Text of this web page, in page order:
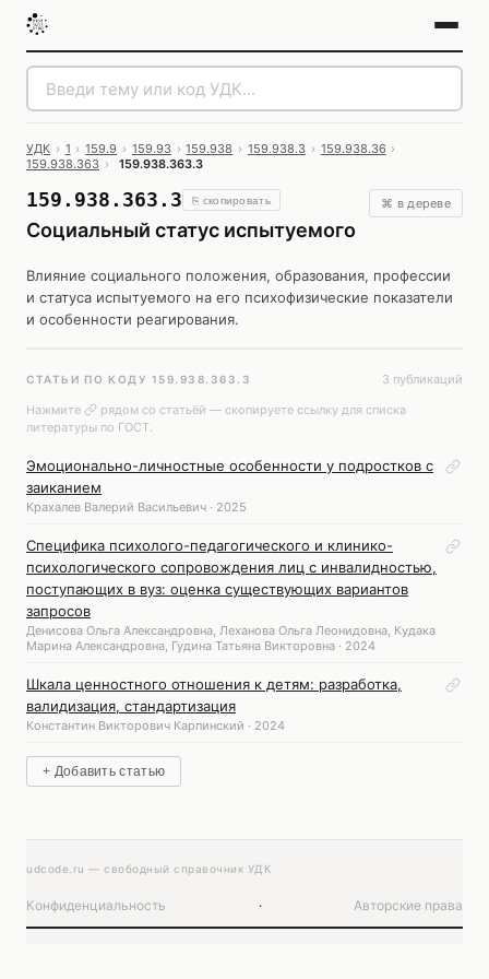
УДК › 1 › 159.9 › 159.93 › 159.938 › 159.938.3 › 159.938.36 ›
159.938.363 › 159.938.363.3
159.938.363.3 ⎘ скопировать
Социальный статус испытуемого
⌘ в дереве
Влияние социального положения, образования, профессии
и статуса испытуемого на его психофизические показатели
и особенности реагирования.
СТАТЬИ ПО КОДУ 159.938.363.3
3 публикаций
Нажмите
рядом со статьёй — скопируете ссылку для списка
литературы по ГОСТ.
Эмоционально-личностные особенности у подростков с
заиканием
Крахалев Валерий Васильевич · 2025
Специфика психолого-педагогического и клинико-
психологического сопровождения лиц с инвалидностью,
поступающих в вуз: оценка существующих вариантов
запросов
Денисова Ольга Александровна, Леханова Ольга Леонидовна, Кудака
Марина Александровна, Гудина Татьяна Викторовна · 2024
Шкала ценностного отношения к детям: разработка,
валидизация, стандартизация
Константин Викторович Карпинский · 2024
+ Добавить статью
udcode.ru — свободный справочник УДК
Конфиденциальность · Авторские права